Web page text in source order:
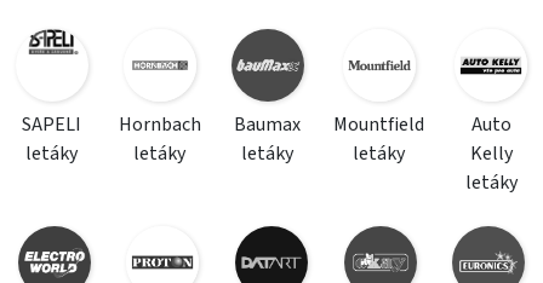
SAPELI
letáky
Hornbach
letáky
Baumax
letáky
Mountfield
letáky
Auto
Kelly
letáky